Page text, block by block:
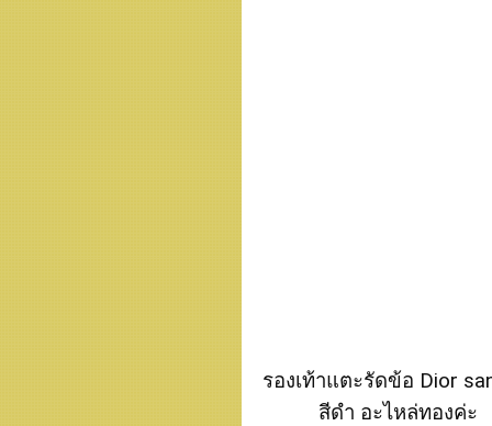
รองเท้าแตะรัดข้อ Dior
สีดำ อะไหล่ทองค่ะ